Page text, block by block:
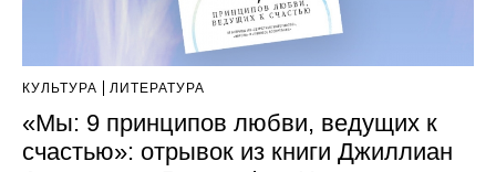
КУЛЬТУРА ЛИТЕРАТУРА
«Мы: 9 принципов любви, ведущих к
счастью»: отрывок из книги Джиллиан